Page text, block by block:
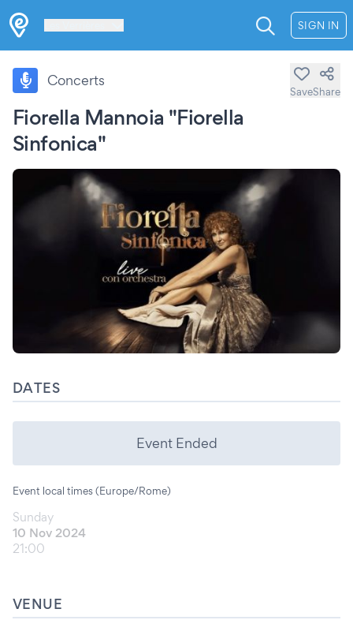
SIGN IN
Fiorella Mannoia "Fiorella
Sinfonica"
Concerts
SaveShare
DATES
Event Ended
Event local times (Europe/Rome)
Sunday
10 Nov 2024
21:00
VENUE